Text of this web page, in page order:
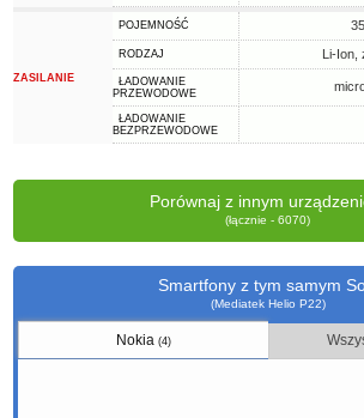
ZASILANIE
POJEMNOŚĆ
RODZAJ Li-Ion,
ŁADOWANIE
PRZEWODOWE
ŁADOWANIE
BEZPRZEWODOWE
Porównaj z innym
(łącznie - 6070)
Smartfony z tym samym
(Mediatek Helio P22)
Nokia(4)